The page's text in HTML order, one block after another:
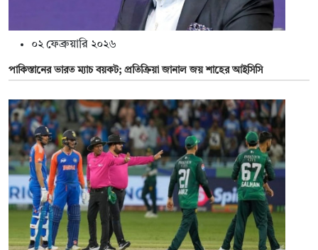
০২ ফেব্রুয়ারি ২০২৬
পাকিস্তানের ভারত ম্যাচ বয়কট; প্রতিক্রিয়া জানাল জয় শাহের আইসিসি